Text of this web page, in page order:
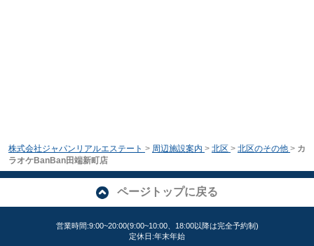
株式会社ジャパンリアルエステート > 周辺施設案内 > 北区 > 北区のその他 > カ
ラオケBanBan田端新町店
ページトップに戻る
営業時間:9:00~20:00(9:00~10:00、18:00以降は完全予約制)
定休日:年末年始